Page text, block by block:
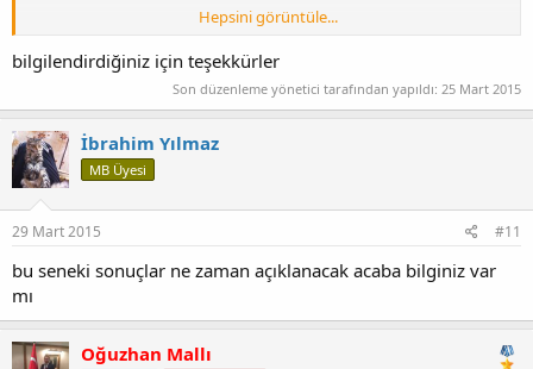
Bazı gıdalarda veya çikolata vs ürünlerde domuz yağı veya alkol
bulunabiliyor. Bunları dikkat ederseniz sorun olmaz. Yemek
konusunda çok büyük sıkıntılar bulunmamakta.
Hepsini görüntüle...
bilgilendirdiğiniz için teşekkürler
Son düzenleme yönetici tarafından yapıldı: 25 Mart 2015
İbrahim Yılmaz
MB Üyesi
29 Mart 2015 #11
bu seneki sonuçlar ne zaman açıklanacak acaba bilginiz var
mı
Oğuzhan Mallı